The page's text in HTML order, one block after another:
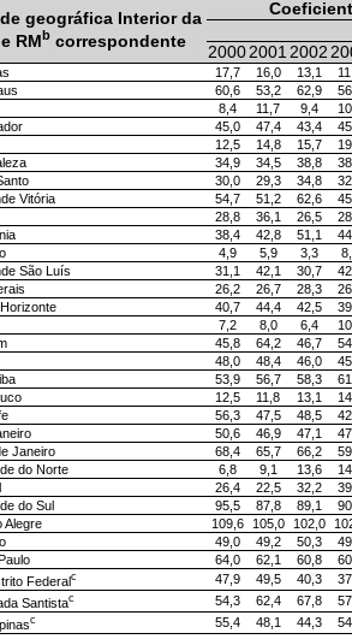
geográfica Interior da
RMb correspondente
2000 2001 2002
17,7 16,0 13,1
60,6 53,2 62,9
8,4 11,7 9,4
45,0 47,4 43,4
12,5 14,8 15,7
34,9 34,5 38,8
30,0 29,3 34,8
Vitória
54,7 51,2 62,6
28,8 36,1 26,5
38,4 42,8 51,1
4,9 5,9 3,3
São Luís
31,1 42,1 30,7
26,2 26,7 28,3
40,7 44,4 42,5
7,2 8,0 6,4
45,8 64,2 46,7
48,0 48,4 46,0
53,9 56,7 58,3
12,5 11,8 13,1
56,3 47,5 48,5
50,6 46,9 47,1
Janeiro
68,4 65,7 66,2
do Norte
6,8 9,1 13,6
26,4 22,5 32,2
do Sul
95,5 87,8 89,1
Alegre
109,6 105,0 102,0
49,0 49,2 50,3
64,0 62,1 60,8
Federalc 47,9 49,5 40,3
Santistac 54,3 62,4 67,8
c 55,4 48,1 44,3